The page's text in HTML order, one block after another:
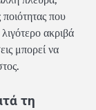
που
ακριβά
μπορεί να
τη